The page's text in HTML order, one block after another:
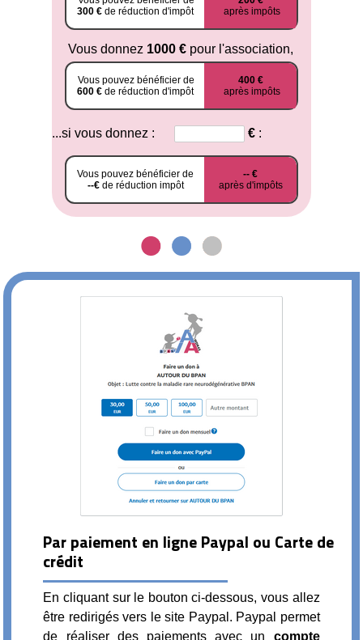
300 €de réduction d'impôt
après impôts
Vous donnez 1000 € pour l'association,
Vous pouvez bénéficier de
600 €de réduction d'impôt
400 €
après impôts
...si vous donnez : € :
Vous pouvez bénéficier de
--€de réduction impôt
-- €
après d'impôts
Par paiement en ligne Paypal ou Carte de
crédit
En cliquant sur le bouton ci-dessous, vous allez
être redirigés vers le site Paypal. Paypal permet
de réaliser des paiements avec un compte